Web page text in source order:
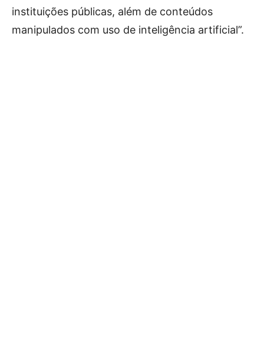
instituições públicas, além de conteúdos
manipulados com uso de inteligência artificial”.